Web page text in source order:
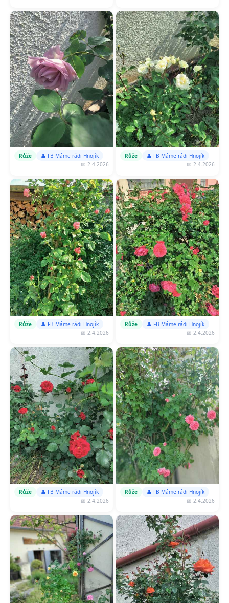
Růže
👤 FB Máme rádi Hnojík
📅 2.4.2026
Růže
👤 FB Máme rádi Hnojík
📅 2.4.2026
Růže
👤 FB Máme rádi Hnojík
📅 2.4.2026
Růže
👤 FB Máme rádi Hnojík
📅 2.4.2026
Růže
👤 FB Máme rádi Hnojík
📅 2.4.2026
Růže
👤 FB Máme rádi Hnojík
📅 2.4.2026